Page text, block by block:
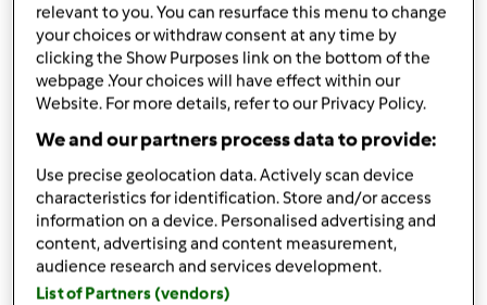
published: 09-12-2002
modificata: 11-12-2012
Aggiungi alle mie raccolte
condividi la ricetta
Ingredienti
relevant to you. You can resurface this menu to change
your choices or withdraw consent at any time by
clicking the Show Purposes link on the bottom of the
webpage .Your choices will have effect within our
Website. For more details, refer to our Privacy Policy.
We and our partners process data to provide:
Use precise geolocation data. Actively scan device
characteristics for identification. Store and/or access
information on a device. Personalised advertising and
content, advertising and content measurement,
audience research and services development.
List of Partners (vendors)